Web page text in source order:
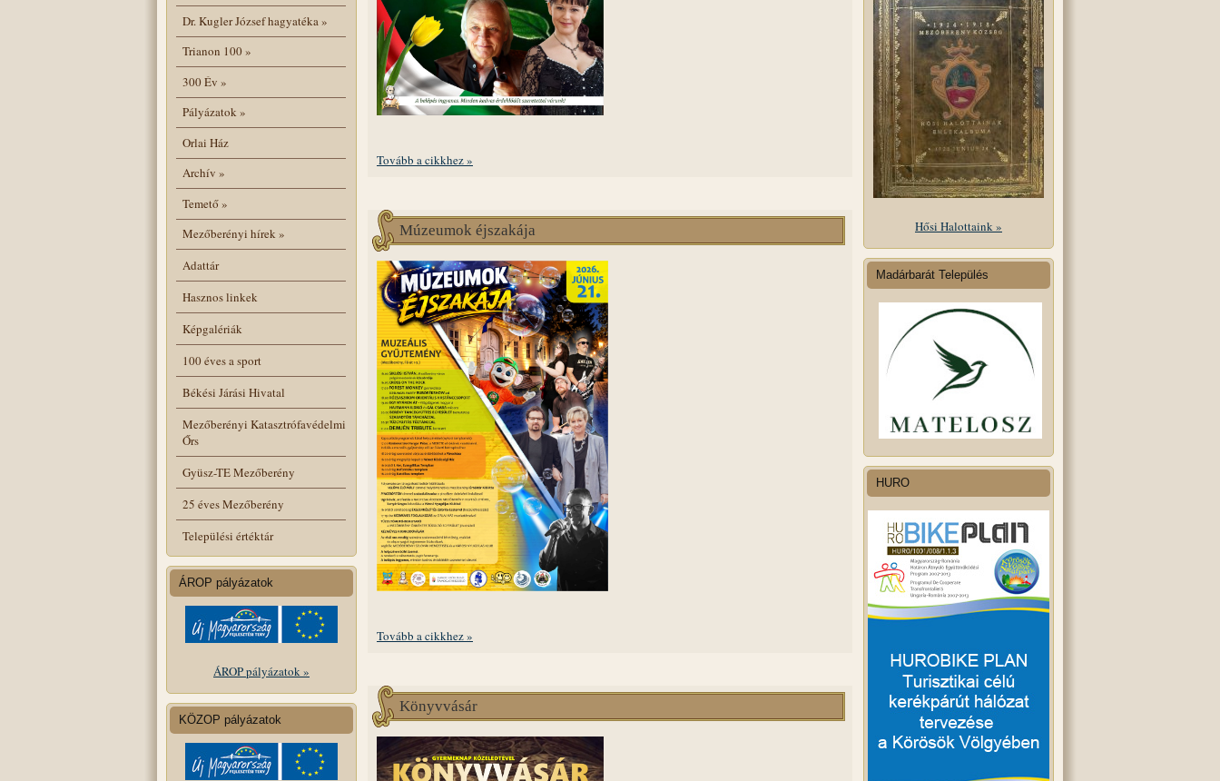
Dr. Kugler József hagyatéka»
Trianon 100»
300 Év »
Pályázatok»
Orlai Ház
Archív »
Temető»
Mezőberényi hírek»
Adattár
Hasznos linkek
Képgalériák
100 éves a sport
Békési Járási Hivatal
Mezőberényi Katasztrófavédelmi
Őrs
Gyüsz-TE Mezőberény
25 éves Mezőberény
Települési értéktár
ÁROP pályázatok
ÁROP pályázatok »
KÖZOP pályázatok
Tovább a cikkhez »
Múzeumok éjszakája
Tovább a cikkhez »
Könyvvásár
Hősi Halottaink »
Madárbarát Település
HURO